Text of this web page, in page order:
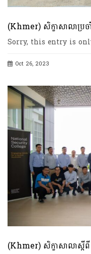
(Khmer) សិក្ខាសាលាប្រ
Sorry, this entry is
Oct 26, 2023
(Khmer) សិក្ខាសាលាស្